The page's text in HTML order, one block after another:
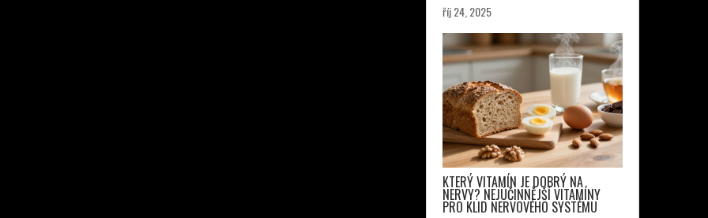
říj 24, 2025
KTERÝ VITAMÍN JE DOBRÝ NA
NERVY? NEJÚČINNĚJŠÍ VITAMÍNY
PRO KLID NERVOVÉHO SYSTÉMU